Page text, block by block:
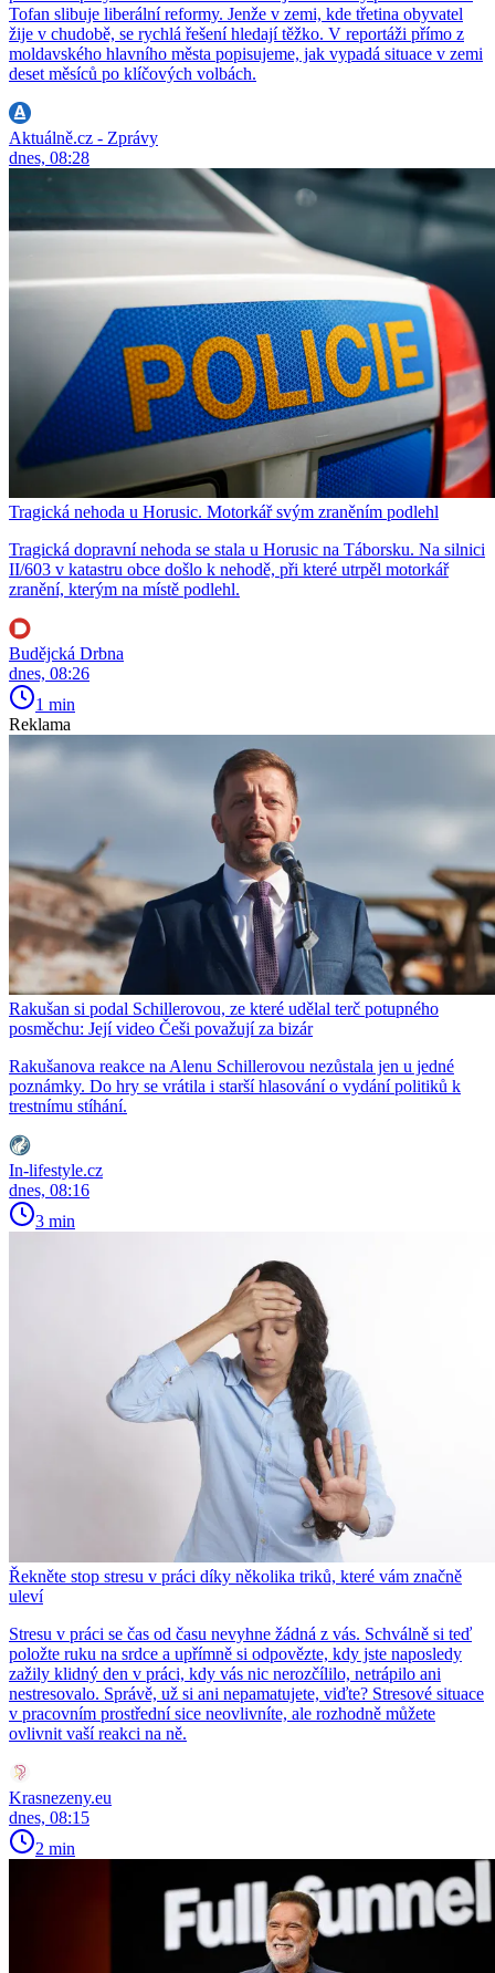
Tofan slibuje liberální reformy. Jenže v zemi, kde třetina obyvatel
žije v chudobě, se rychlá řešení hledají těžko. V reportáži přímo z
moldavského hlavního města popisujeme, jak vypadá situace v zemi
deset měsíců po klíčových volbách.
Aktuálně.cz - Zprávy
dnes, 08:28
Tragická nehoda u Horusic. Motorkář svým zraněním podlehl
Tragická dopravní nehoda se stala u Horusic na Táborsku. Na silnici
II/603 v katastru obce došlo k nehodě, při které utrpěl motorkář
zranění, kterým na místě podlehl.
Budějcká Drbna
dnes, 08:26
1 min
Reklama
Rakušan si podal Schillerovou, ze které udělal terč potupného
posměchu: Její video Češi považují za bizár
Rakušanova reakce na Alenu Schillerovou nezůstala jen u jedné
poznámky. Do hry se vrátila i starší hlasování o vydání politiků k
trestnímu stíhání.
In-lifestyle.cz
dnes, 08:16
3 min
Řekněte stop stresu v práci díky několika triků, které vám značně
uleví
Stresu v práci se čas od času nevyhne žádná z vás. Schválně si teď
položte ruku na srdce a upřímně si odpovězte, kdy jste naposledy
zažily klidný den v práci, kdy vás nic nerozčílilo, netrápilo ani
nestresovalo. Správě, už si ani nepamatujete, viďte? Stresové situace
v pracovním prostřední sice neovlivníte, ale rozhodně můžete
ovlivnit vaší reakci na ně.
Krasnezeny.eu
dnes, 08:15
2 min